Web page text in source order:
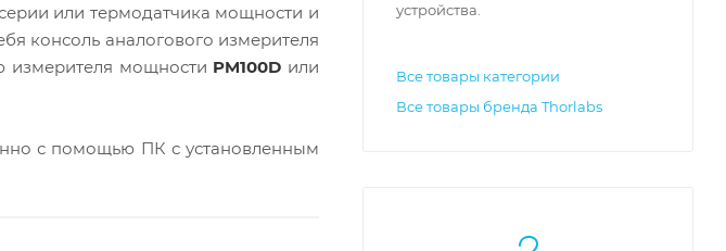
или термодатчика мощности и
консоль аналогового измерителя
измерителя мощности PM100D или
с помощью ПК с установленным
устройства.
Все товары категории
Все товары бренда Thorlabs